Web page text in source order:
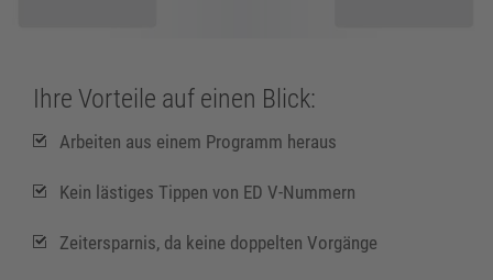
Ihre Vorteile auf einen Blick:
Arbeiten aus einem Programm heraus
Kein lästiges Tippen von ED V-Nummern
Zeitersparnis, da keine doppelten Vorgänge